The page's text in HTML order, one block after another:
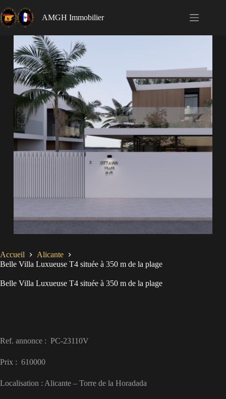
AMGH Immobilier
Accueil
Alicante
Belle Villa Luxueuse T4 située à 350 m de la plage
Belle Villa Luxueuse T4 située à 350 m de la plage
Ref. annonce : PC-23110V
Prix : 610000
Localisation : Alicante – Torre de la Horadada